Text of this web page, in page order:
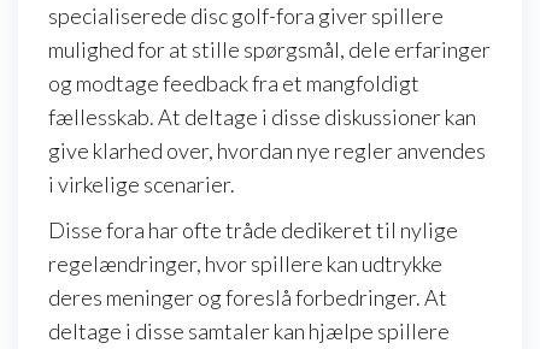
specialiserede disc golf-fora giver spillere
mulighed for at stille spørgsmål, dele erfaringer
og modtage feedback fra et mangfoldigt
fællesskab. At deltage i disse diskussioner kan
give klarhed over, hvordan nye regler anvendes
i virkelige scenarier.
Disse fora har ofte tråde dedikeret til nylige
regelændringer, hvor spillere kan udtrykke
deres meninger og foreslå forbedringer. At
deltage i disse samtaler kan hjælpe spillere